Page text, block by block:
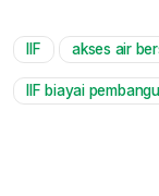
IIF akses air
IIF biayai